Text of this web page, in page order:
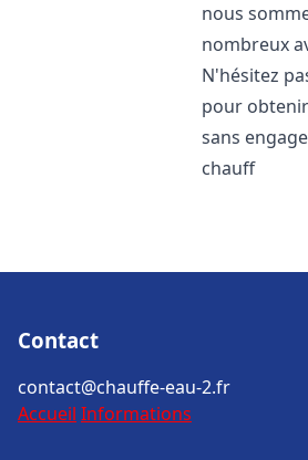
nous
nombreux
N'hésitez
pour
sans
chauff
Contact
contact@chauffe-eau-2.fr
Accueil Informations